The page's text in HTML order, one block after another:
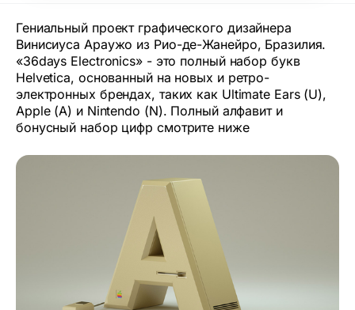
Гениальный проект графического дизайнера
Винисиуса Араужо из Рио-де-Жанейро, Бразилия.
«36days Electronics» - это полный набор букв
Helvetica, основанный на новых и ретро-
электронных брендах, таких как Ultimate Ears (U),
Apple (A) и Nintendo (N). Полный алфавит и
бонусный набор цифр смотрите ниже